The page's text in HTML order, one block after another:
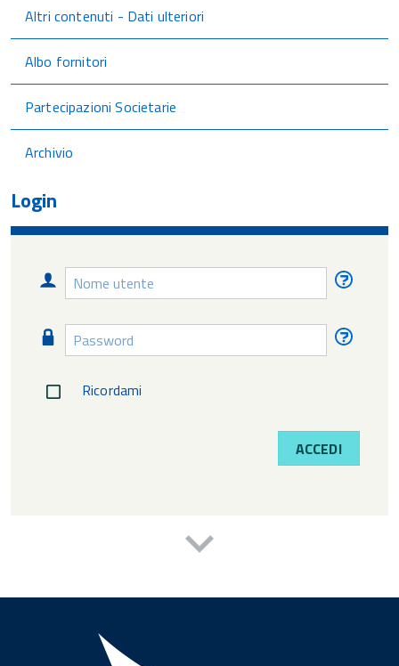
Altri contenuti - Dati ulteriori
Albo fornitori
Partecipazioni Societarie
Archivio
Login
Nome
utente
Password
Ricordami
ACCEDI